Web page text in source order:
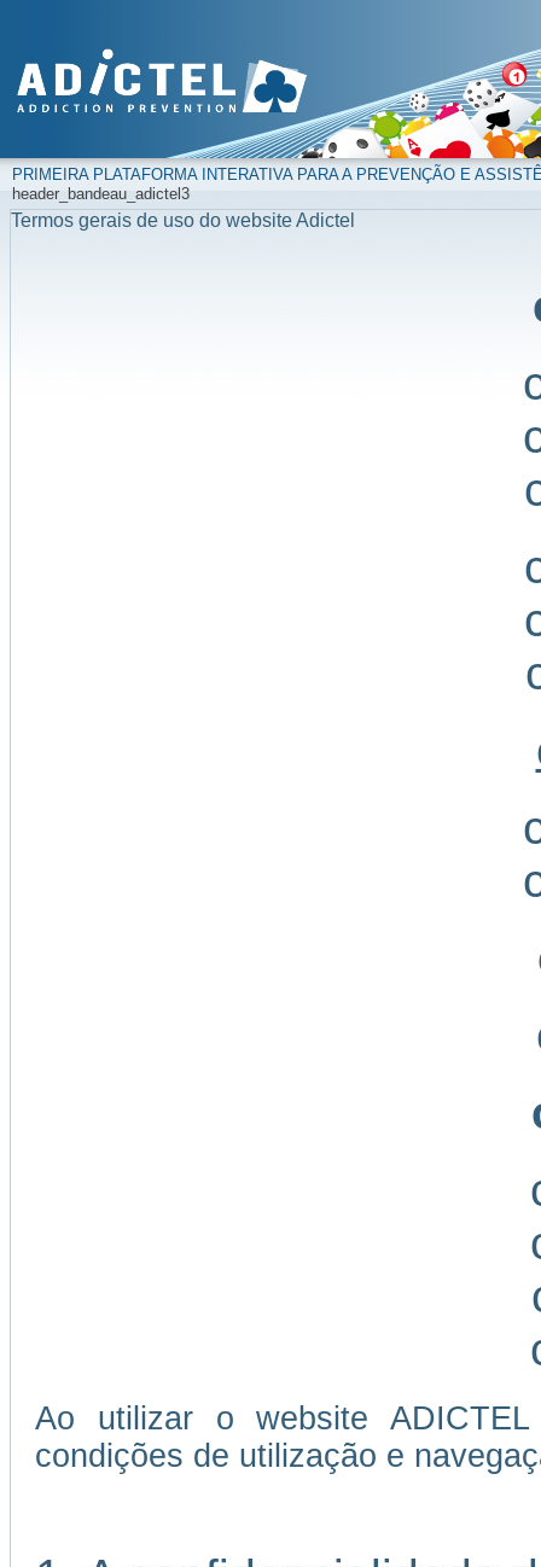
PRIMEIRA PLATAFORMA INTERATIVA PARA A PREVENÇÃO E
header_bandeau_adictel3
Termos gerais de uso do website Adictel
Ao utilizar o website
condições de utilização e